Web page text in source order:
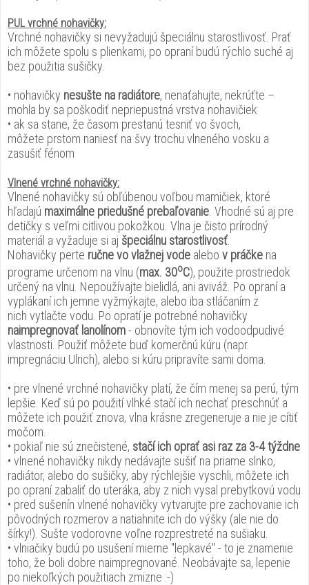
PUL vrchné nohavičky:
Vrchné nohavičky si nevyžadujú špeciálnu starostlivosť. Prať
ich môžete spolu s plienkami, po opraní budú rýchlo suché aj
bez použitia sušičky.
• nohavičky nesušte na radiátore, nenaťahujte, nekrúťte –
mohla by sa poškodiť nepriepustná vrstva nohavičiek
• ak sa stane, že časom prestanú tesniť vo švoch,
môžete prstom naniesť na švy trochu vlneného vosku a
zasušiť fénom
Vlnené vrchné nohavičky:
Vlnené nohavičky sú obľúbenou voľbou mamičiek, ktoré
hľadajú maximálne priedušné prebaľovanie . Vhodné sú aj pre
detičky s veľmi citlivou pokožkou. Vlna je čisto prírodný
materiál a vyžaduje si aj špeciálnu starostlivosť
Nohavičky perte ručne vo vlažnej vode alebo v práčke na
programe určenom na vlnu (max. 30oC), použite prostriedok
určený na vlnu. Nepoužívajte bielidlá, ani aviváž. Po opraní a
vyplákaní ich jemne vyžmýkajte, alebo iba stláčaním z
nich vytlačte vodu. Po opratí je potrebné nohavičky
naimpregnovať lanolínom- obnovíte tým ich vodoodpudivé
vlastnosti. Použiť môžete buď komerčnú kúru (napr.
impregnáciu Ulrich), alebo si kúru pripravíte sami doma.
• pre vlnené vrchné nohavičky platí, že čím menej sa perú, tým
lepšie. Keď sú po použití vlhké stačí ich nechať preschnúť a
môžete ich použiť znova, vlna krásne zregeneruje a nie je cítiť
močom.
• pokiaľ nie sú znečistené, stačí ich oprať asi raz za 3-4 týždne
• vlnené nohavičky nikdy nedávajte sušiť na priame slnko,
radiátor, alebo do sušičky, aby rýchlejšie vyschli, môžete ich
po opraní zabaliť do uteráka, aby z nich vysal prebytkovú vodu
• pred sušenín vlnené nohavičky vytvarujte pre zachovanie ich
pôvodných rozmerov a natiahnite ich do výšky (ale nie do
šírky!). Sušte vodorovne voľne rozprestreté na sušiaku.
• vlniačiky budú po usušení mierne "lepkavé" - to je znamenie
toho, že boli dobre naimpregnované. Neobávajte sa, lepenie
po niekoľkých použitiach zmizne :-)